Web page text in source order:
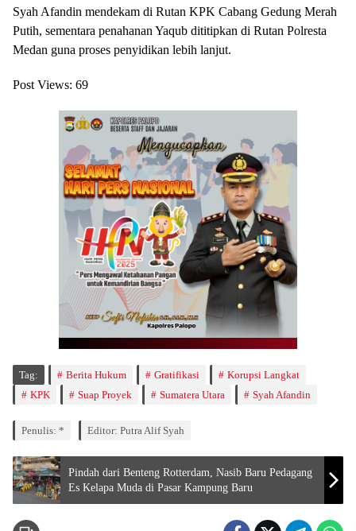
Syah Afandin mendekam di Rutan KPK Cabang Gedung Merah
Putih, sementara penahanan Yaqub dititipkan di Rutan Polresta
Medan guna proses penyidikan lebih lanjut.
Post Views: 69
Tag: Berita Hukum Gratifikasi
Korupsi Langkat
KPK
Suap Proyek Sumatera Utara Syah Afandin
Penulis: * Editor: Putra Alif Syah
Pindah dari Benteng Rotterdam, Nasib Baru Pedagang
Es Kelapa Muda di Pasar Kampung Baru